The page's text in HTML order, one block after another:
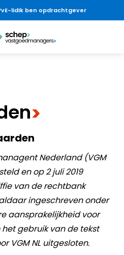
lidIk ben opdrachtgever
>
Nederland (VGM
en op 2 juli 2019
van de rechtbank
ingeschreven onder
aansprakelijkheid voor
gebruik van de tekst
VGM NL uitgesloten.